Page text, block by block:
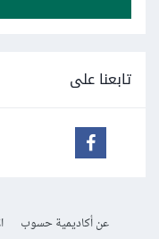
تابعنا على
عن أكاديمية حسوب